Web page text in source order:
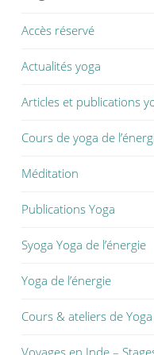
Accès réservé
Actualités yoga
Articles et publications
Cours de yoga de
Méditation
Publications Yoga
Syoga Yoga de l’énergie
Yoga de l’énergie
Cours & ateliers de Yoga
Voyages en Inde –